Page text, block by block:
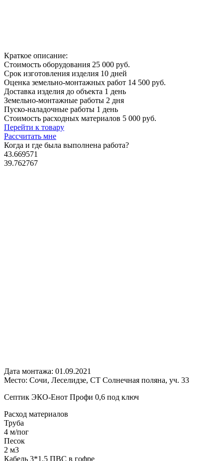
Краткое описание:
Стоимость оборудования 25 000 руб.
Срок изготовления изделия 10 дней
Оценка земельно-монтажных работ 14 500 руб.
Доставка изделия до объекта 1 день
Земельно-монтажные работы 2 дня
Пуско-наладочные работы 1 день
Стоимость расходных материалов 5 000 руб.
Перейти к товару
Рассчитать мне
Когда и где была выполнена работа?
43.669571
39.762767
Дата монтажа: 01.09.2021
Место: Сочи, Леселидзе, СТ Солнечная поляна, уч. 33
Септик ЭКО-Енот Профи 0,6 под ключ
Расход материалов
Труба
4 м/пог
Песок
2 м3
Кабель 3*1,5 ПВС в гофре